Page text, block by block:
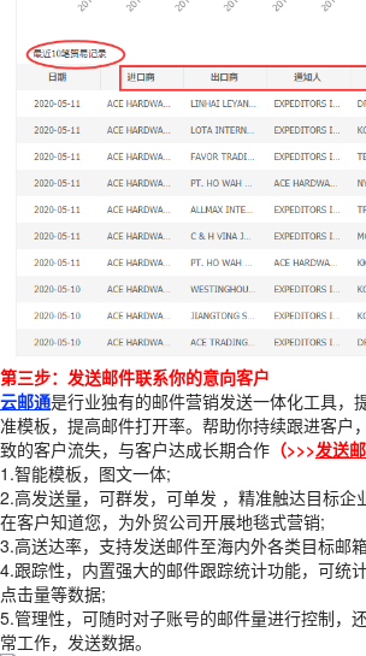
第三步：发送邮件联系你的意向客户
云邮通是行业独有的邮件营销发送一体化工具，
准模板，提高邮件打开率。帮助你持续跟进客户
致的客户流失，与客户达成长期合作 （>>>发送
1.智能模板，图文一体;
2.高发送量，可群发，可单发 ，精准触达目标企
在客户知道您，为外贸公司开展地毯式营销;
3.高送达率，支持发送邮件至海内外各类目标邮
4.跟踪性，内置强大的邮件跟踪统计功能，可统
点击量等数据;
5.管理性，可随时对子账号的邮件量进行控制，
常工作，发送数据。